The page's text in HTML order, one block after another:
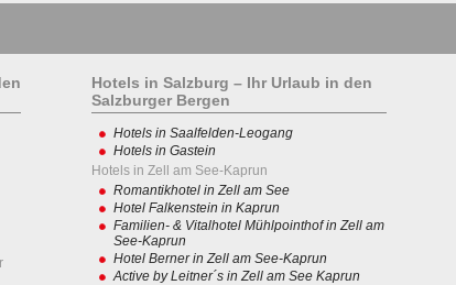
Hotels in Salzburg – Ihr Urlaub in den
Salzburger Bergen
Hotels in Saalfelden-Leogang
Hotels in Gastein
Hotels in Zell am See-Kaprun
Romantikhotel in Zell am See
Hotel Falkenstein in Kaprun
Familien- & Vitalhotel Mühlpointhof in Zell am
See-Kaprun
Hotel Berner in Zell am See-Kaprun
Active by Leitner´s in Zell am See Kaprun